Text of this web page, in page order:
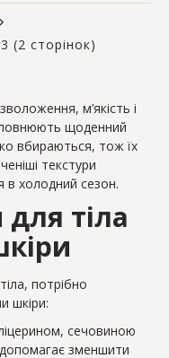
м’якість і
щоденний
вбираються, тож їх
текстури
в холодний сезон.
тіла
потрібно
шкіри:
сечовиною
зменшити
(2 сторінок)